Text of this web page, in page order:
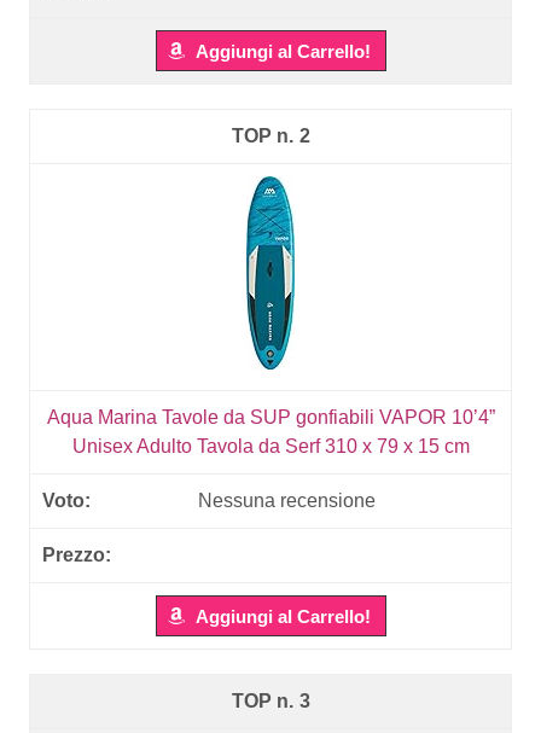
Aggiungi al Carrello!
2
Aqua Marina Tavole da SUP gonfiabili VAPOR 10’4”
Unisex Adulto Tavola da Serf 310 x 79 x 15 cm
Nessuna recensione
Aggiungi al Carrello!
3